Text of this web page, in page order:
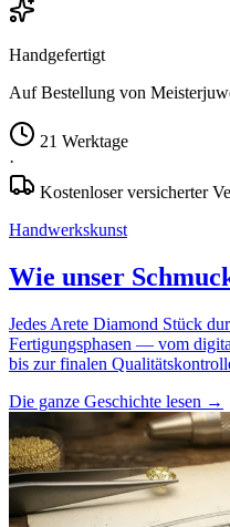
Handgefertigt
Auf Bestellung von
21 Werktage
·
Kostenloser versicherter
Handwerkskunst
Wie unser
Jedes Arete Diamond Stück
Fertigungsphasen — vom
bis zur finalen
Die ganze Geschichte lesen →